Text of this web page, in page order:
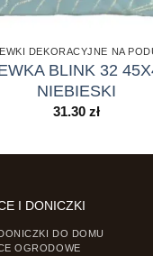
DEKORACYJNE NA
BLINK 32
NIEBIESKI
31.30 zł
I DONICZKI
DO DOMU
OGRODOWE